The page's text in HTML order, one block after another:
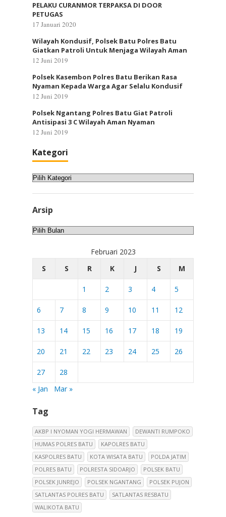
PELAKU CURANMOR TERPAKSA DI DOOR
PETUGAS
17 Januari 2020
Wilayah Kondusif, Polsek Batu Polres Batu
Giatkan Patroli Untuk Menjaga Wilayah Aman
12 Juni 2019
Polsek Kasembon Polres Batu Berikan Rasa
Nyaman Kepada Warga Agar Selalu Kondusif
12 Juni 2019
Polsek Ngantang Polres Batu Giat Patroli
Antisipasi 3 C Wilayah Aman Nyaman
12 Juni 2019
Kategori
Kategori
Arsip
Arsip
Februari 2023
S
S R K J S M
1 2 3 4 5
6 7 8 9 10 11 12
13 14 15 16 17 18 19
20 21 22 23 24 25 26
27
28
« Jan
Mar »
Tag
AKBP I NYOMAN YOGI HERMAWAN
DEWANTI RUMPOKO
HUMAS POLRES BATU
KAPOLRES BATU
KASPOLRES BATU
KOTA WISATA BATU
POLDA JATIM
POLRES BATU
POLRESTA SIDOARJO
POLSEK BATU
POLSEK JUNREJO
POLSEK NGANTANG
POLSEK PUJON
SATLANTAS POLRES BATU
SATLANTAS RESBATU
WALIKOTA BATU